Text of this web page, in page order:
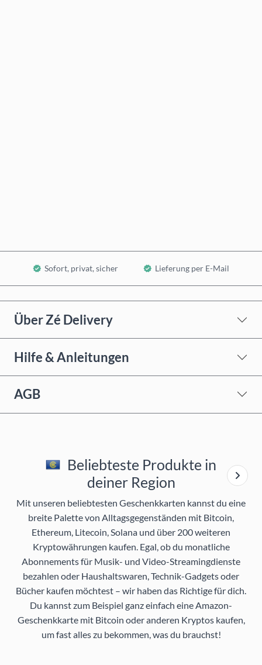
Sofort, privat, sicher Lieferung per E-Mail
Über Zé Delivery
Hilfe & Anleitungen
AGB
Beliebteste Produkte in
deiner Region
Mit unseren beliebtesten Geschenkkarten kannst du eine
breite Palette von Alltagsgegenständen mit Bitcoin,
Ethereum, Litecoin, Solana und über 200 weiteren
Kryptowährungen kaufen. Egal, ob du monatliche
Abonnements für Musik- und Video-Streamingdienste
bezahlen oder Haushaltswaren, Technik-Gadgets oder
Bücher kaufen möchtest – wir haben das Richtige für dich.
Du kannst zum Beispiel ganz einfach eine Amazon-
Geschenkkarte mit Bitcoin oder anderen Kryptos kaufen,
um fast alles zu bekommen, was du brauchst!